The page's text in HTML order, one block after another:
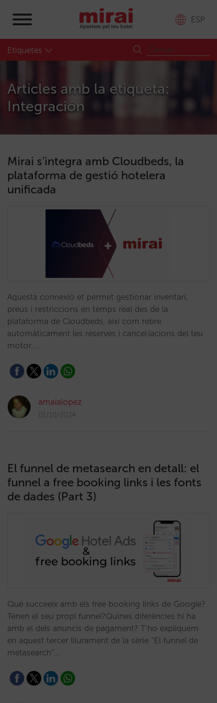
ESP
Etiquetes
Articles amb la etiqueta:
Integración
Mirai s’integra amb Cloudbeds, la
plataforma de gestió hotelera
unificada
Aquesta connexió et permet gestionar inventari,
preus i restriccions en temps real des de la
plataforma de Cloudbeds, així com rebre
automàticament les reserves i cancel·lacions del teu
motor.…
amaialopez
01/10/2024
El funnel de metasearch en detall: el
funnel a free booking links i les fonts
de dades (Part 3)
Què succeeix amb els free booking links de Google?
Tenen el seu propi funnel?Quines diferències hi ha
amb el dels anuncis de pagament? T’ho expliquem
en aquest tercer lliurament de la sèrie “El funnel de
metasearch”…